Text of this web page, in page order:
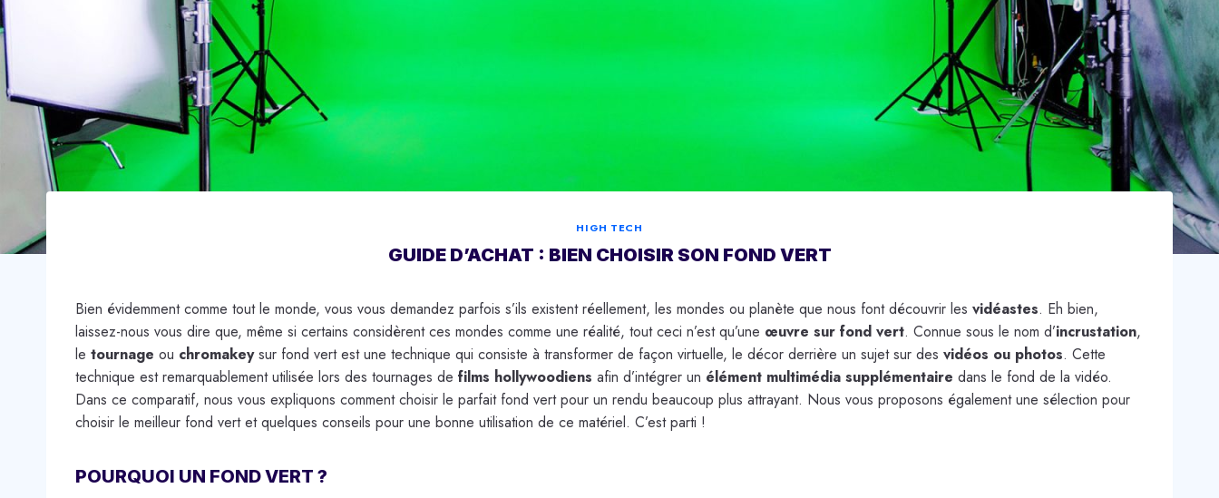
HIGH TECH
GUIDE D’ACHAT : BIEN CHOISIR SON FOND VERT
Bien évidemment comme tout le monde, vous vous demandez parfois s’ils existent réellement, les mondes ou planète que nous font découvrir les vidéastes. Eh bien,
laissez-nous vous dire que, même si certains considèrent ces mondes comme une réalité, tout ceci n’est qu’une œuvre sur fond vert. Connue sous le nom d’incrustation,
le tournage ou chromakeysur fond vert est une technique qui consiste à transformer de façon virtuelle, le décor derrière un sujet sur des vidéos ou photos. Cette
technique est remarquablement utilisée lors des tournages de films hollywoodiens afin d’intégrer un élément multimédia supplémentaire dans le fond de la vidéo.
Dans ce comparatif, nous vous expliquons comment choisir le parfait fond vert pour un rendu beaucoup plus attrayant. Nous vous proposons également une sélection pour
choisir le meilleur fond vert et quelques conseils pour une bonne utilisation de ce matériel. C’est parti !
POURQUOI UN FOND VERT ?